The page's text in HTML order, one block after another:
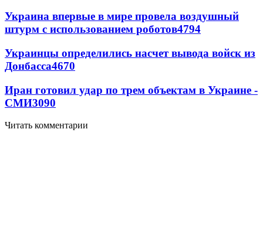
Украина впервые в мире провела воздушный
штурм с использованием роботов4794
Украинцы определились насчет вывода войск из
Донбасса4670
Иран готовил удар по трем объектам в Украине -
СМИ3090
Читать комментарии